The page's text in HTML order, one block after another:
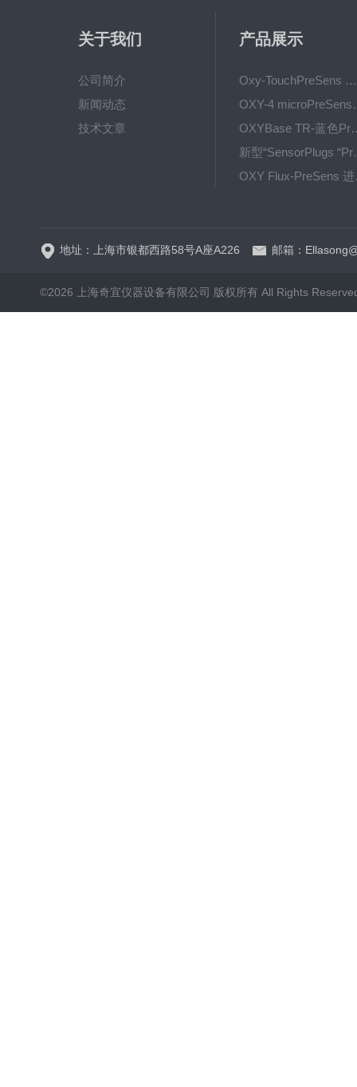
关于我们
公司简介
新闻动态
技术文章
产品展示
Oxy-TouchPreSens 氧分析仪 多孔培养容器监测
OXY-4
OXYBase TR-蓝色
新型
地址：上海市银都西路58号A座A226 邮箱：
©2026 上海奇宜仪器设备有限公司 版权所有 All Rights